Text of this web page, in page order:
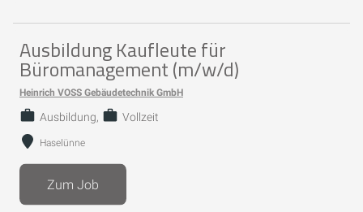
Ausbildung Kaufleute für
Büromanagement (m/w/d)
Heinrich VOSS Gebäudetechnik GmbH
Ausbildung Vollzeit
Haselünne
Zum Job